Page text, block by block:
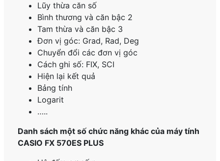
Lũy thừa căn số
Bình thương và căn bậc 2
Tam thừa và căn bậc 3
Đơn vị góc: Grad, Rad, Deg
Chuyển đổi các đơn vị góc
Cách ghi số: FIX, SCI
Hiện lại kết quả
Bảng tính
Logarit
…..
Danh sách một số chức năng khác của máy tính
CASIO FX 570ES PLUS